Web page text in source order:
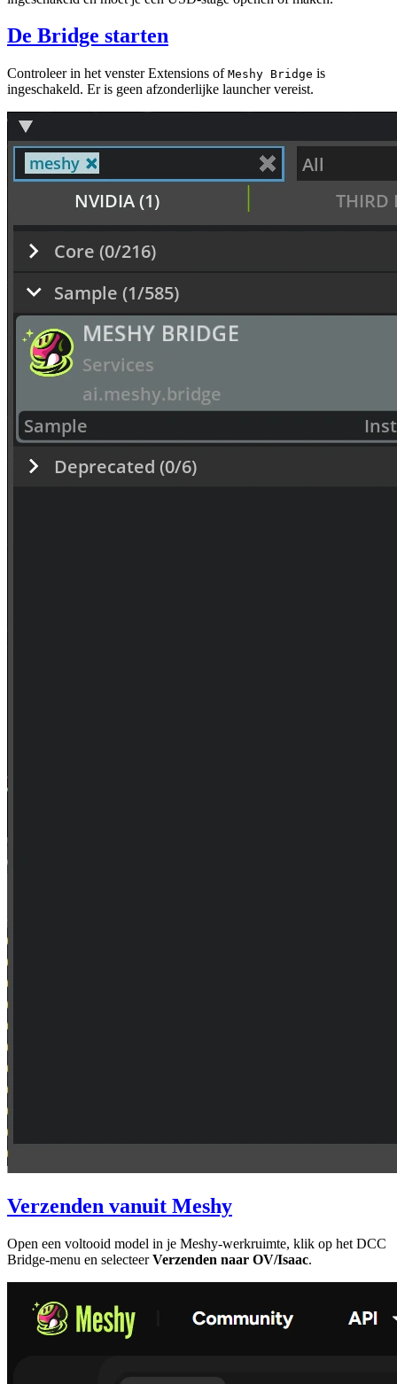
De Bridge starten
Controleer in het venster Extensions of Meshy Bridge is
ingeschakeld. Er is geen afzonderlijke launcher vereist.
Verzenden vanuit Meshy
Open een voltooid model in je Meshy-werkruimte, klik op het DCC
Bridge-menu en selecteerVerzenden naar OV/Isaac.